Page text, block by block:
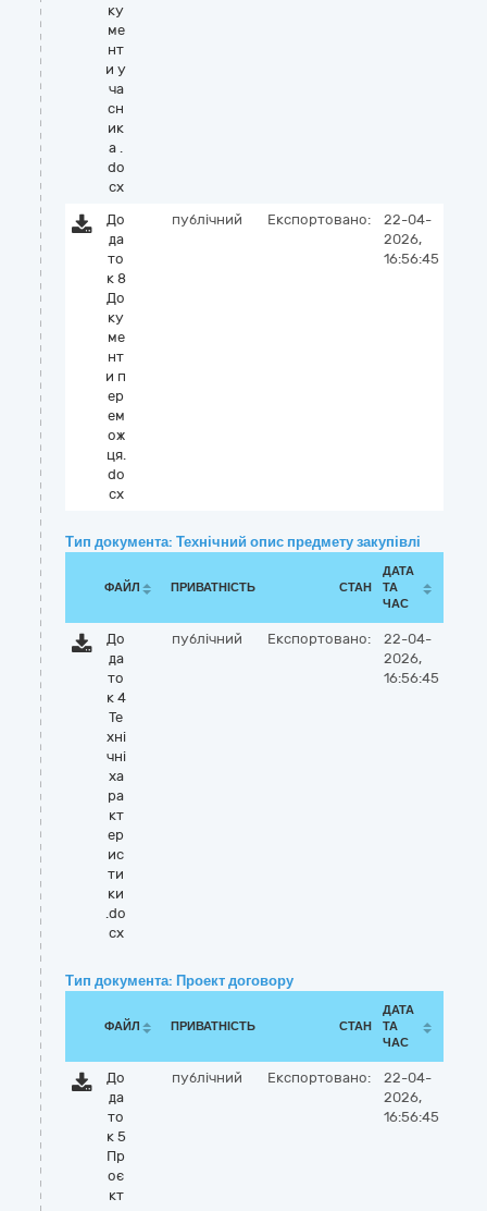
ку
ме
нт
и у
ча
сн
ик
а .
do
cx
До
да
то
к 8
До
ку
ме
нт
и п
ер
ем
ож
ця.
do
cx
публічний Експортовано:
22-04-
2026,
16:56:45
Тип документа: Технічний опис предмету закупівлі
ФАЙЛ ПРИВАТНІСТЬ СТАН
ДАТА
ТА
ЧАС
До
да
то
к 4
Те
хні
чні
ха
ра
кт
ер
ис
ти
ки
.do
cx
публічний Експортовано:
22-04-
2026,
16:56:45
Тип документа: Проект договору
ФАЙЛ ПРИВАТНІСТЬ СТАН
ДАТА
ТА
ЧАС
До
да
то
к 5
Пр
оє
кт
публічний Експортовано:
22-04-
2026,
16:56:45